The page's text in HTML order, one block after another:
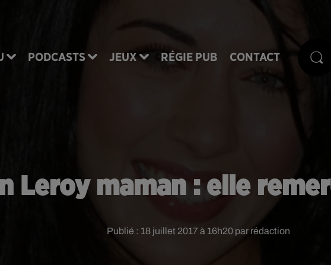
PODCASTS JEUX RÉGIE PUB CONTACT
Leroy maman : elle
Publié : 18 juillet 2017 à 16h20 par rédaction